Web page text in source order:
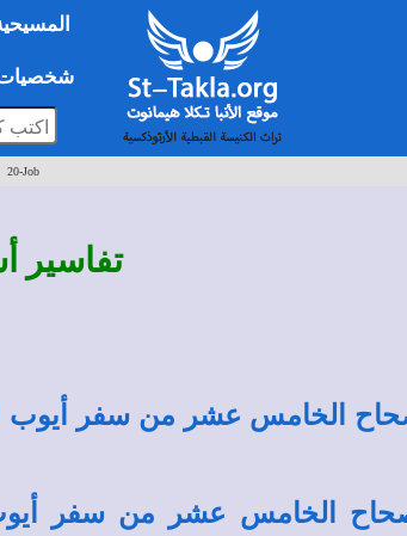
20-Job
تفاسير
الخامس عشر من سفر أيوب
الخامس عشر من سفر